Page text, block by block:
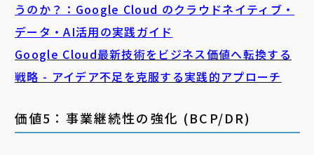
うのか？：Google Cloud のクラウドネイティブ・
データ・AI活用の実践ガイド
Google Cloud最新技術をビジネス価値へ転換する
戦略 - アイデア不足を克服する実践的アプローチ
価値5：事業継続性の強化 (BCP/DR)